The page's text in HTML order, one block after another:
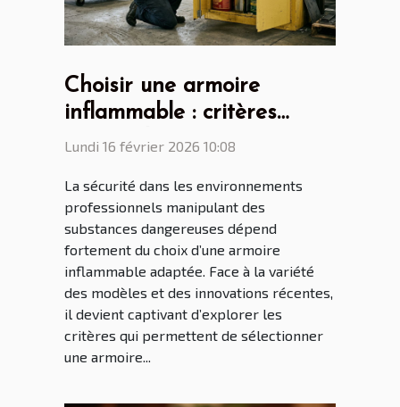
Choisir une armoire
inflammable : critères
essentiels et nouveautés
Lundi 16 février 2026 10:08
La sécurité dans les environnements
professionnels manipulant des
substances dangereuses dépend
fortement du choix d’une armoire
inflammable adaptée. Face à la variété
des modèles et des innovations récentes,
il devient captivant d’explorer les
critères qui permettent de sélectionner
une armoire...